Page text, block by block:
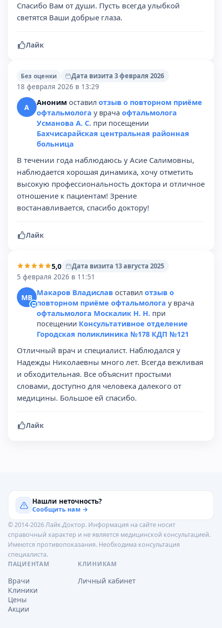
Спасибо Вам от души. Пусть всегда улыбкой
светятся Ваши добрые глаза.
Лайк
Без оценки
Дата визита 3 февраля 2026
18 февраля 2026 в 13:29
А Аноним оставил отзыв о повторном приёме
офтальмолога у врача офтальмолога
Усманова А. С. при посещении
Бахчисарайская центральная районная
больница
В течении года наблюдаюсь у Асие Салимовны,
наблюдается хорошая динамика, хочу отметить
высокую профессиональность доктора и отличное
отношение к пациентам! Зрение
востанавливается, спасибо доктору!
Лайк
5,0
Дата визита 13 августа 2025
5 февраля 2026 в 11:51
МВ Макаров Владислав оставил отзыв о
повторном приёме офтальмолога у врача
офтальмолога Москалик Н. Н. при
посещении Консультативное отделение
Городская поликлиника №178 КДП №121
Отличный врач и специалист. Наблюдался у
Надежды Николаевны много лет. Всегда вежливая
и обходительная. Все объяснит простыми
словами, доступно для человека далекого от
медицины. Большое ей спасибо.
Лайк
Нашли неточность?
Сообщить нам →
© 2014-2026 Лайк.Доктор. Информация на сайте носит
справочный характер и не является медицинской консультацией.
Имеются противопоказания. Необходима консультация
специалиста.
ПАЦИЕНТАМ
Врачи
Клиники
Цены
Акции
КЛИНИКАМ
Личный кабинет